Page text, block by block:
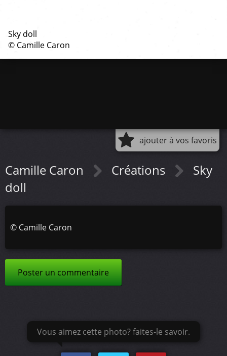
Sky doll
© Camille Caron
ajouter à vos favoris
Camille Caron Créations
Sky
doll
© Camille Caron
Poster un commentaire
Vous aimez cette photo? faites-le savoir.